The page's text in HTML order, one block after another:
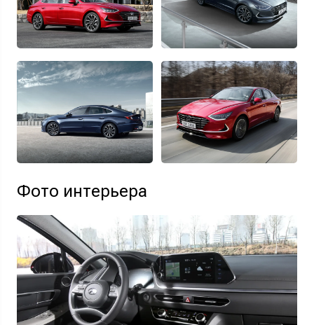
Фото интерьера